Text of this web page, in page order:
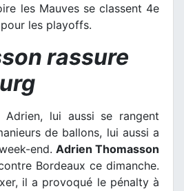
les Mauves se classent 4e
les playoffs.
rassure
Adrien, lui aussi se rangent
de ballons, lui aussi a
end. Adrien Thomasson
Bordeaux ce dimanche.
il a provoqué le pénalty à